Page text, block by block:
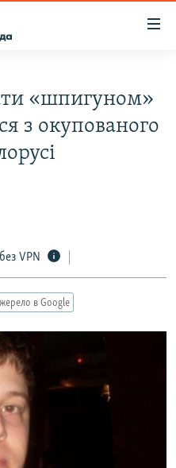
«шпигуном»
з окупованого
VPN
в Google